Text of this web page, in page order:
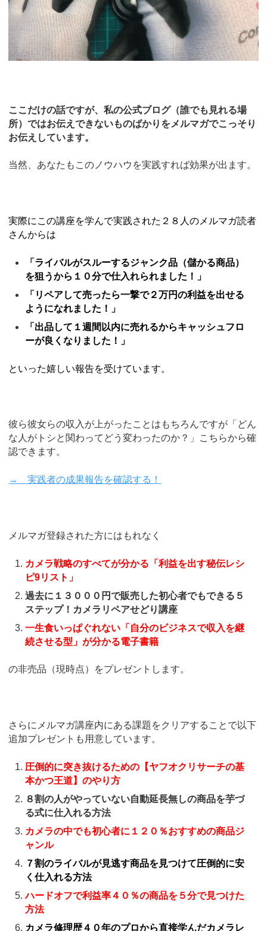
ここだけの話ですが、私の公式ブログ（誰でも見れる場
所）ではお伝えできないものばかりをメルマガでこっそり
お伝えしています。
当然、あなたもこのノウハウを実践すれば効果が出ます。
実際にこの講座を学んで実践された２８人のメルマガ読者
さんからは
「ライバルがスルーするジャンク品（儲かる商品）
を狙うから１０分で仕入れられました！」
「リペアして売ったら一撃で２万円の利益を出せる
ようになれました！」
「出品して１週間以内に売れるからキャッシュフロ
ーが良くなりました！」
といった嬉しい報告を受けています。
彼ら彼女らの収入が上がったことはもちろんですが「どん
な人がトシと関わってどう変わったのか？」こちらから確
認できます。
→ 実践者の成果報告を確認する！
メルマガ登録された方にはもれなく
カメラ戦略のすべてが分かる「利益を出す秘伝レシ
ピ9リスト」
過去に１３０００円で販売した初心者でもできる５
ステップ！カメラリペアせどり講座
一生食いっぱぐれない「自分のビジネスで収入を継
続させる型」が分かる電子書籍
の非売品（現時点）をプレゼントします。
さらにメルマガ講座内にある課題をクリアすることで以下
追加プレゼントも用意しています。
圧倒的に突き抜けるための【ヤフオクリサーチの基
本かつ王道】のやり方
８割の人がやっていない自動延長無しの商品を芋づ
る式に仕入れる方法
カメラの中でも初心者に１２０％おすすめの商品ジ
ャンル
７割のライバルが見逃す商品を見つけて圧倒的に安
く仕入れる方法
ハードオフで利益率４０％の商品を５分で見つけた
方法
カメラ修理歴４０年のプロから直接学んだカメラレ